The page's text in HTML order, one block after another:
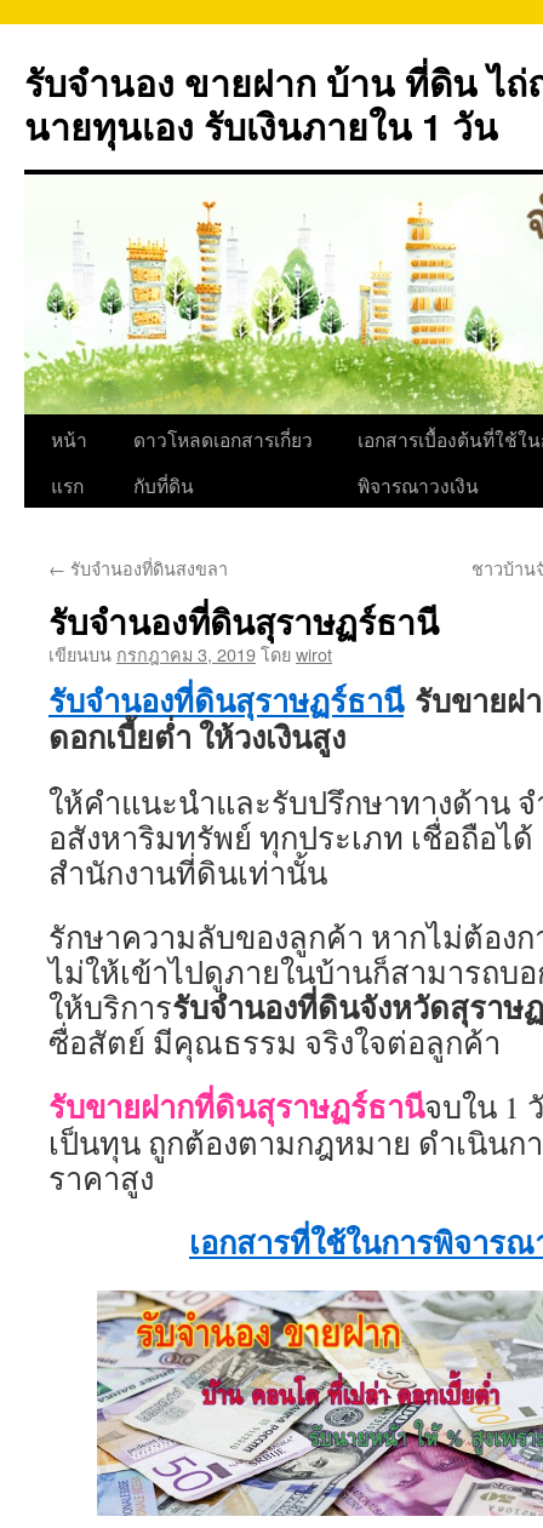
ยัง
เนื้อหา
รับจำนอง ขายฝาก บ้าน ที่ดิน ไ
นายทุนเอง รับเงินภายใน 1 วัน
หน้า
แรก
ดาวโหลดเอกสารเกี่ยว
กับที่ดิน
เอกสารเบื้องต้นที่ใช้ใ
พิจารณาวงเงิน
← รับจำนองที่ดินสงขลา ชาวบ้าน
รับจำนองที่ดินสุราษฏร์ธานี
เขียนบน กรกฎาคม 3, 2019โดยwirot
รับจำนองที่ดินสุราษฏร์ธานีรับขายฝ
ดอกเบี้ยต่ำ ให้วงเงินสูง
ให้คำแนะนำและรับปรึกษาทางด้าน
อสังหาริมทรัพย์ ทุกประเภท เชื่อถือไ
สำนักงานที่ดินเท่านั้น
รักษาความลับของลูกค้า หากไม่ต้อง
ไม่ให้เข้าไปดูภายในบ้านก็สามารถบ
ให้บริการรับจำนองที่ดินจังหวัดสุราษ
ซื่อสัตย์ มีคุณธรรม จริงใจต่อลูกค้า
รับขายฝากที่ดินสุราษฏร์ธานีจบใน 1
เป็นทุน ถูกต้องตามกฎหมาย ดำเนินก
ราคาสูง
เอกสารที่ใช้ในการพิจาร